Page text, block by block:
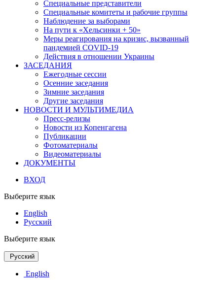
Специальные представители
Специальные комитеты и рабочие группы
Наблюдение за выборами
На пути к «Хельсинки + 50»
Меры реагирования на кризис, вызванный
пандемией COVID-19
Действия в отношении Украины
ЗАСЕДАНИЯ
Ежегодные сессии
Осенние заседания
Зимние заседания
Другие заседания
НОВОСТИ И МУЛЬТИМЕДИА
Пресс-релизы
Новости из Копенгагена
Публикации
Фотоматериалы
Видеоматериалы
ДОКУМЕНТЫ
ВХОД
Выберите язык
English
Русский
Выберите язык
Русский
English